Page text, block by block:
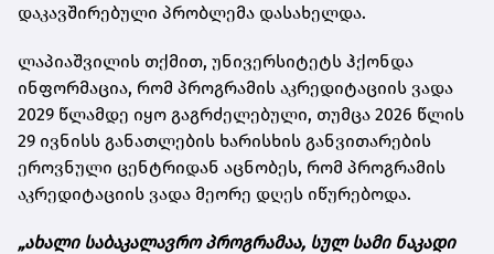
დაკავშირებული პრობლემა დასახელდა.
ლაპიაშვილის თქმით, უნივერსიტეტს ჰქონდა
ინფორმაცია, რომ პროგრამის აკრედიტაციის ვადა
2029 წლამდე იყო გაგრძელებული, თუმცა 2026 წლის
29 ივნისს განათლების ხარისხის განვითარების
ეროვნული ცენტრიდან აცნობეს, რომ პროგრამის
აკრედიტაციის ვადა მეორე დღეს იწურებოდა.
„ახალი საბაკალავრო პროგრამაა, სულ სამი ნაკადი